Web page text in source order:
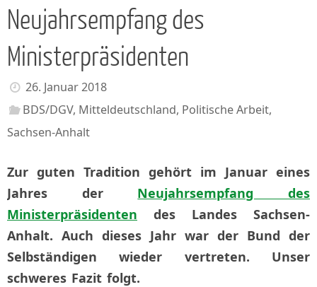
Neujahrsempfang des
Ministerpräsidenten
26. Januar 2018
BDS/DGV, Mitteldeutschland, Politische Arbeit,
Sachsen-Anhalt
Zur guten Tradition gehört im Januar eines
Jahres der Neujahrsempfang des
Ministerpräsidenten des Landes Sachsen-
Anhalt. Auch dieses Jahr war der Bund der
Selbständigen wieder vertreten. Unser
schweres Fazit folgt.